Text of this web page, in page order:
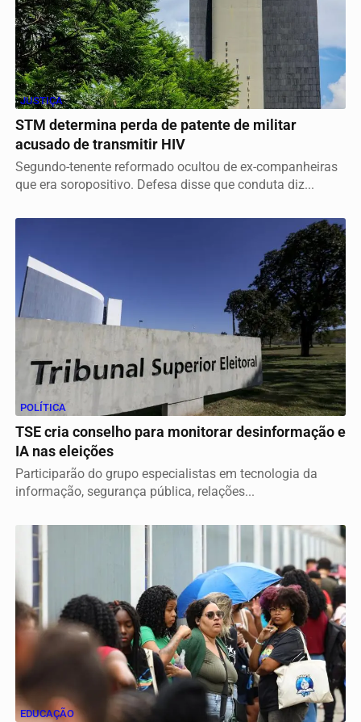
JUSTIÇA
STM determina perda de patente de militar
acusado de transmitir HIV
Segundo-tenente reformado ocultou de ex-companheiras
que era soropositivo. Defesa disse que conduta diz...
POLÍTICA
TSE cria conselho para monitorar desinformação e
IA nas eleições
Participarão do grupo especialistas em tecnologia da
informação, segurança pública, relações...
EDUCAÇÃO